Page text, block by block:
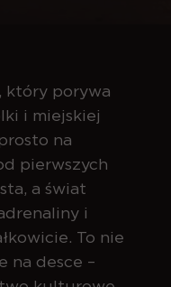
który porywa
i miejskiej
na
pierwszych
a świat
i
To nie
na desce –